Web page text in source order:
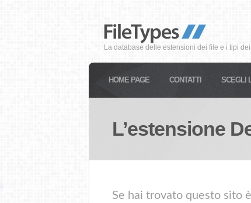
La database delle estensioni dei file e i tipi
HOME PAGE CONTATTI SCEGLI
L’estensione
Se hai trovato questo sito